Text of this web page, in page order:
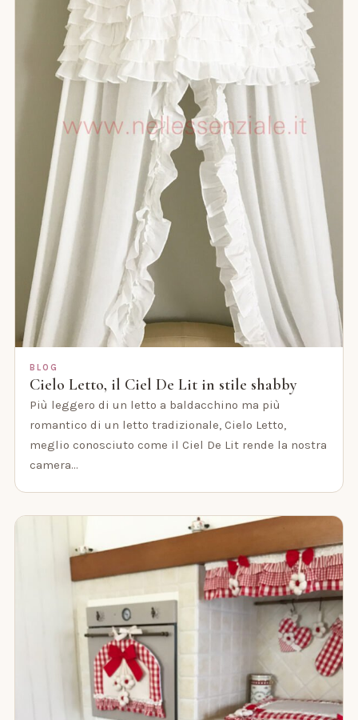
BLOG
Cielo Letto, il Ciel De Lit in stile shabby
Più leggero di un letto a baldacchino ma più
romantico di un letto tradizionale, Cielo Letto,
meglio conosciuto come il Ciel De Lit rende la nostra
camera…